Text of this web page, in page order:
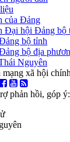
của Đảng
Đại hội Đảng bộ
bộ tỉnh
bộ địa
Nguyên
xã hội
phản hồi, góp ý: